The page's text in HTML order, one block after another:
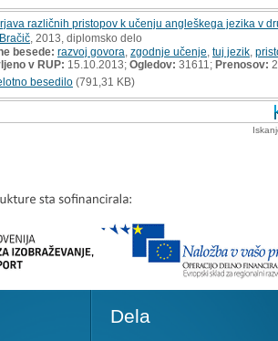
različnih pristopov k učenju angleškega jezika v
, 2013, diplomsko delo
besede: razvoj govora zgodnje učenje tuj jezik
v RUP: 15.10.2013; Ogledov: 31611; Prenosov:
besedilo (791,31 KB)
Dela